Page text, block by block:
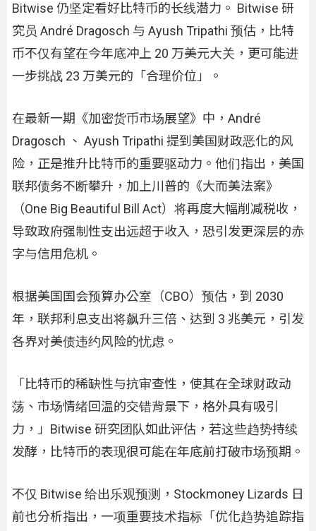
Bitwise 仍坚定看好比特币的长线潜力。 Bitwise 研
究员 André Dragosch 与 Ayush Tripathi 预估，比特
币不仅有望在今年底冲上 20 万美元大关，更可能进
一步挑战 23 万美元的「合理价位」。
在最新一期《加密货币市场展望》中，André
Dragosch 、 Ayush Tripathi 提到美国财政恶化的风
险，正是推升比特币的重要驱动力。他们指出，美国
联邦债务不断攀升，加上川普的《大而美法案》
（One Big Beautiful Bill Act）将再度大幅削减税收，
导致政府强制性支出远超于收入，恐引发更深层的赤
字与信用危机。
根据美国国会预算办公室（CBO）预估，到 2030
年，联邦利息支出将飙升三倍、达到 3 兆美元，引发
各界对美债违约风险的忧虑。
「比特币的稀缺性与抗审查性，使其在全球财政动
荡、市场情绪回温的交错背景下，格外具有吸引
力，」Bitwise 研究团队如此评估，若这些趋势持续
发酵，比特币的表现很可能在年底前打破市场预期。
不仅 Bitwise 给出乐观预测，Stockmoney Lizards 日
前也分析指出，一项重要技术指标「优化趋势追踪指